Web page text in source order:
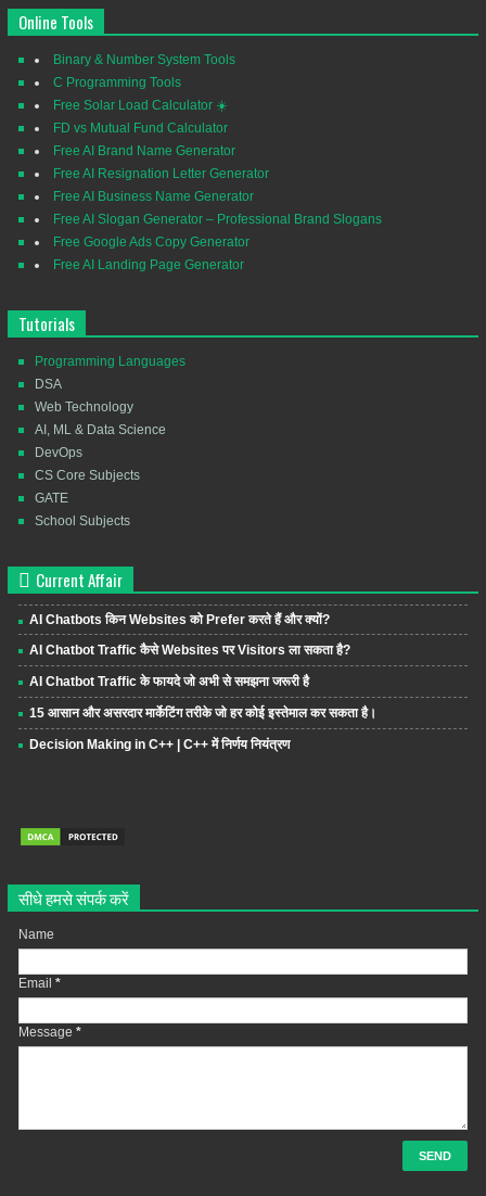
Online Tools
Binary & Number System Tools
C Programming Tools
Free Solar Load Calculator ☀️
FD vs Mutual Fund Calculator
Free AI Brand Name Generator
Free AI Resignation Letter Generator
Free AI Business Name Generator
Free AI Slogan Generator – Professional Brand Slogans
Free Google Ads Copy Generator
Free AI Landing Page Generator
Tutorials
Programming Languages
DSA
Web Technology
AI, ML & Data Science
DevOps
CS Core Subjects
GATE
School Subjects
Current Affair
AI Chatbots किन Websites को Prefer करते हैं और क्यों?
AI Chatbot Traffic कैसे Websites पर Visitors ला सकता है?
AI Chatbot Traffic के फायदे जो अभी से समझना जरूरी है
15 आसान और असरदार मार्केटिंग तरीके जो हर कोई इस्तेमाल कर सकता है।
Decision Making in C++ | C++ में निर्णय नियंत्रण
सीधे हमसे संपर्क करें
Name
Email *
Message *